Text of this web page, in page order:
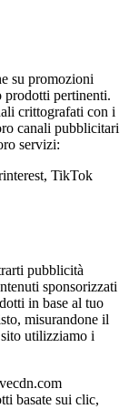
su promozioni
prodotti pertinenti.
crittografati con i
canali pubblicitari
servizi:
TikTok
pubblicità
sponsorizzati
in base al tuo
misurandone il
utilizziamo i
basate sui clic,